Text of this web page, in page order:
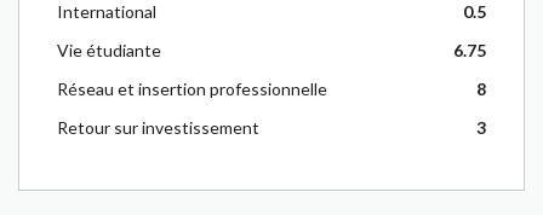
International
0.5
Vie étudiante
6.75
Réseau et insertion professionnelle
8
Retour sur investissement
3